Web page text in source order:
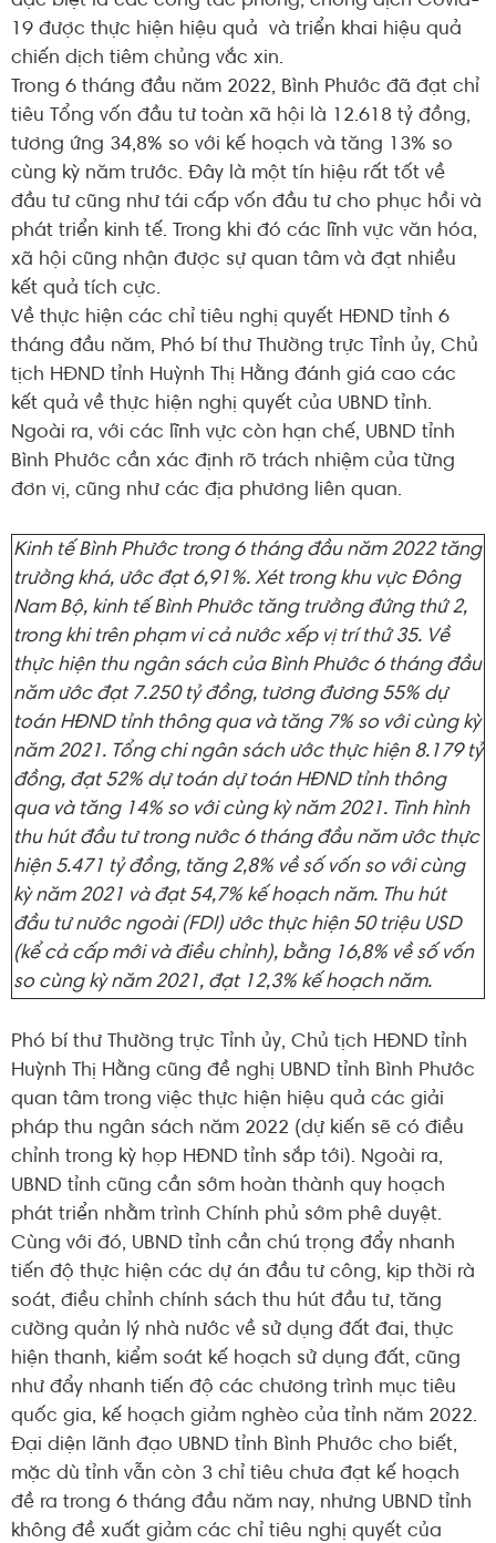
19 được thực hiện hiệu quả và triển khai hiệu quả
chiến dịch tiêm chủng vắc xin.
Trong 6 tháng đầu năm 2022, Bình Phước đã đạt chỉ
tiêu Tổng vốn đầu tư toàn xã hội là 12.618 tỷ đồng,
tương ứng 34,8% so với kế hoạch và tăng 13% so
cùng kỳ năm trước. Đây là một tín hiệu rất tốt về
đầu tư cũng như tái cấp vốn đầu tư cho phục hồi và
phát triển kinh tế. Trong khi đó các lĩnh vực văn hóa,
xã hội cũng nhận được sự quan tâm và đạt nhiều
kết quả tích cực.
Về thực hiện các chỉ tiêu nghị quyết HĐND tỉnh 6
tháng đầu năm, Phó bí thư Thường trực Tỉnh ủy, Chủ
tịch HĐND tỉnh Huỳnh Thị Hằng đánh giá cao các
kết quả về thực hiện nghị quyết của UBND tỉnh.
Ngoài ra, với các lĩnh vực còn hạn chế, UBND tỉnh
Bình Phước cần xác định rõ trách nhiệm của từng
đơn vị, cũng như các địa phương liên quan.
Kinh tế Bình Phước trong 6 tháng đầu năm 2022 tăng
trưởng khá, ước đạt 6,91%. Xét trong khu vực Đông
Nam Bộ, kinh tế Bình Phước tăng trưởng đứng thứ 2,
trong khi trên phạm vi cả nước xếp vị trí thứ 35. Về
thực hiện thu ngân sách của Bình Phước 6 tháng đầu
năm ước đạt 7.250 tỷ đồng, tương đương 55% dự
toán HĐND tỉnh thông qua và tăng 7% so với cùng kỳ
năm 2021. Tổng chi ngân sách ước thực hiện 8.179 tỷ
đồng, đạt 52% dự toán dự toán HĐND tỉnh thông
qua và tăng 14% so với cùng kỳ năm 2021. Tình hình
thu hút đầu tư trong nước 6 tháng đầu năm ước thực
hiện 5.471 tỷ đồng, tăng 2,8% về số vốn so với cùng
kỳ năm 2021 và đạt 54,7% kế hoạch năm. Thu hút
đầu tư nước ngoài (FDI) ước thực hiện 50 triệu USD
(kể cả cấp mới và điều chỉnh), bằng 16,8% về số vốn
so cùng kỳ năm 2021, đạt 12,3% kế hoạch năm.
Phó bí thư Thường trực Tỉnh ủy, Chủ tịch HĐND tỉnh
Huỳnh Thị Hằng cũng đề nghị UBND tỉnh Bình Phước
quan tâm trong việc thực hiện hiệu quả các giải
pháp thu ngân sách năm 2022 (dự kiến sẽ có điều
chỉnh trong kỳ họp HĐND tỉnh sắp tới). Ngoài ra,
UBND tỉnh cũng cần sớm hoàn thành quy hoạch
phát triển nhằm trình Chính phủ sớm phê duyệt.
Cùng với đó, UBND tỉnh cần chú trọng đẩy nhanh
tiến độ thực hiện các dự án đầu tư công, kịp thời rà
soát, điều chỉnh chính sách thu hút đầu tư, tăng
cường quản lý nhà nước về sử dụng đất đai, thực
hiện thanh, kiểm soát kế hoạch sử dụng đất, cũng
như đẩy nhanh tiến độ các chương trình mục tiêu
quốc gia, kế hoạch giảm nghèo của tỉnh năm 2022.
Đại diện lãnh đạo UBND tỉnh Bình Phước cho biết,
mặc dù tỉnh vẫn còn 3 chỉ tiêu chưa đạt kế hoạch
đề ra trong 6 tháng đầu năm nay, nhưng UBND tỉnh
không đề xuất giảm các chỉ tiêu nghị quyết của